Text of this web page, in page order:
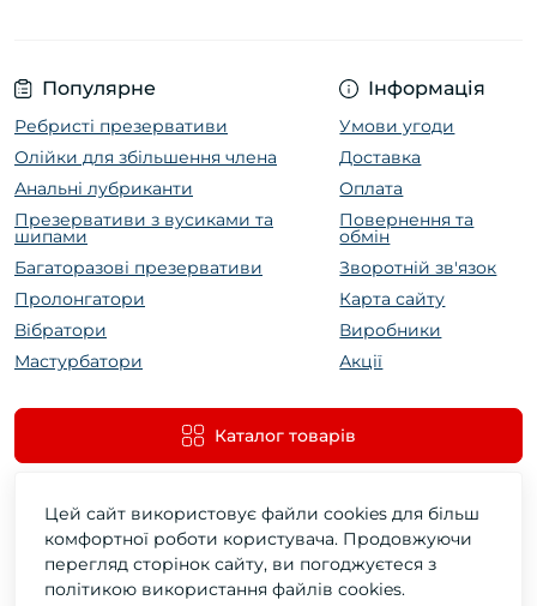
Популярне
Ребристі презервативи
Олійки для збільшення члена
Анальні лубриканти
Презервативи з вусиками та
шипами
Багаторазові презервативи
Пролонгатори
Вібратори
Мастурбатори
Інформація
Умови угоди
Доставка
Оплата
Повернення та
обмін
Зворотній зв'язок
Карта сайту
Виробники
Акції
Каталог товарів
Цей сайт використовує файли cookies для більш
комфортної роботи користувача. Продовжуючи
перегляд сторінок сайту, ви погоджуєтеся з
політикою використання файлів cookies.